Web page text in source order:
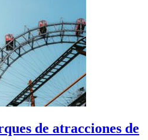
de atracciones de